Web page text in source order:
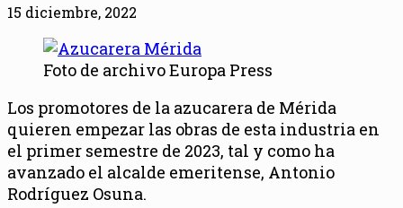
15 diciembre, 2022
Foto de archivo Europa Press
Los promotores de la azucarera de Mérida
quieren empezar las obras de esta industria en
el primer semestre de 2023, tal y como ha
avanzado el alcalde emeritense, Antonio
Rodríguez Osuna.